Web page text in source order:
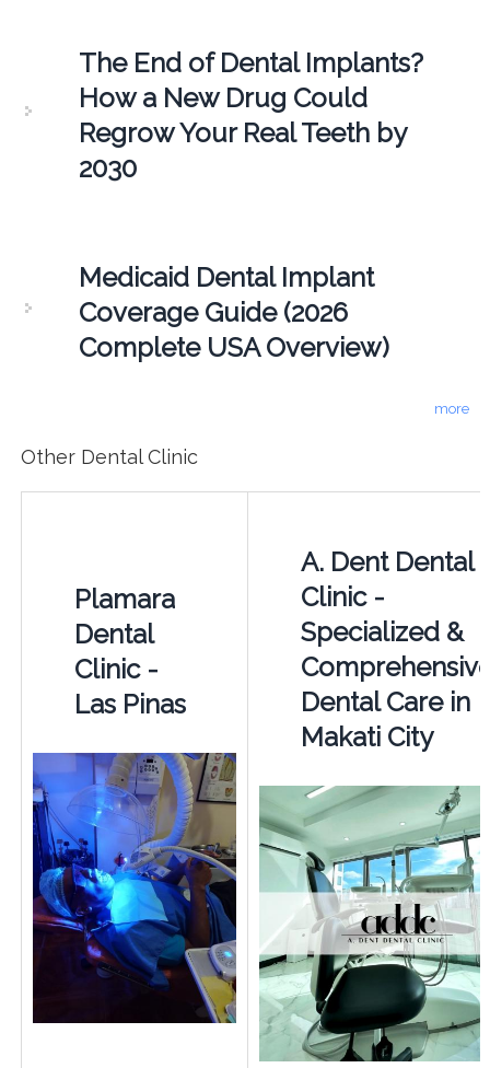
The End of Dental Implants?
How a New Drug Could
Regrow Your Real Teeth by
2030
Medicaid Dental Implant
Coverage Guide (2026
Complete USA Overview)
more
Other Dental Clinic
Plamara
Dental
Clinic -
Las Pinas
A. Dent Dental
Clinic -
Specialized &
Dental Care in
Makati City